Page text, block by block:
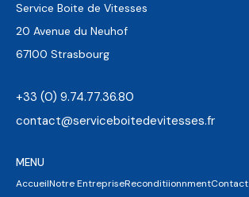
Service Boite de Vitesses
20 Avenue du Neuhof
67100 Strasbourg
+33 (0) 9.74.77.36.80
contact@serviceboitedevitesses.fr
MENU
AccueilNotre EntrepriseReconditiionnmentContact